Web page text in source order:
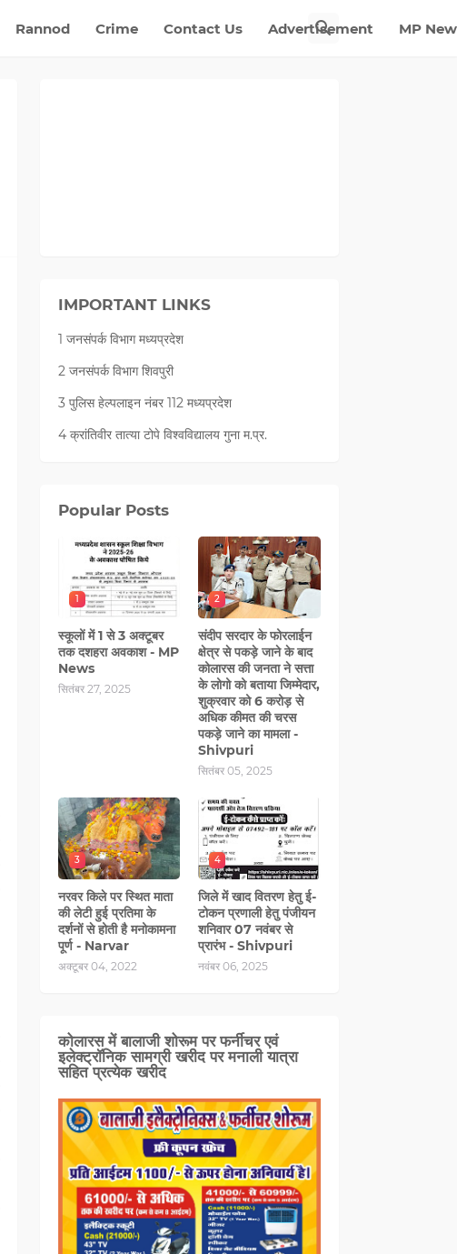
Rannod Crime Contact Us Advertisement MP
IMPORTANT LINKS
1 जनसंपर्क विभाग मध्यप्रदेश
2 जनसंपर्क विभाग शिवपुरी
3 पुलिस हेल्पलाइन नंबर 112 मध्‍यप्रदेश
4 क्रांतिवीर तात्या टोपे विश्वविद्यालय गुना म.प्र.
Popular Posts
1
स्कूलों में 1 से 3 अक्टूबर
तक दशहरा अवकाश - MP
News
सितंबर 27, 2025
2
संदीप सरदार के फोरलाईन
क्षेत्र से पकड़े जाने के बाद
कोलारस की जनता ने सत्ता
के लोगो को बताया जिम्मेदार,
शुक्रवार को 6 करोड़ से
अधिक कीमत की चरस
पकड़े जाने का मामला -
Shivpuri
सितंबर 05, 2025
3
नरवर किले पर स्थित माता
की लेटी हुई प्रतिमा के
दर्शनों से होती है मनोकामना
पूर्ण - Narvar
अक्टूबर 04, 2022
4
जिले में खाद वितरण हेतु ई-
टोकन प्रणाली हेतु पंजीयन
शनिवार 07 नवंबर से
प्रारंभ - Shivpuri
नवंबर 06, 2025
कोलारस में बालाजी शोरूम पर फर्नीचर एवं
इलेक्ट्रॉनिक सामग्री खरीद पर मनाली यात्रा
सहित प्रत्‍येक खरीद